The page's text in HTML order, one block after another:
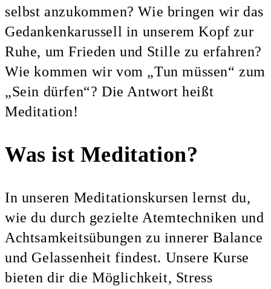
selbst anzukommen? Wie bringen wir das
Gedankenkarussell in unserem Kopf zur
Ruhe, um Frieden und Stille zu erfahren?
Wie kommen wir vom „Tun müssen“ zum
„Sein dürfen“? Die Antwort heißt
Meditation!
Was ist Meditation?
In unseren Meditationskursen lernst du,
wie du durch gezielte Atemtechniken und
Achtsamkeitsübungen zu innerer Balance
und Gelassenheit findest. Unsere Kurse
bieten dir die Möglichkeit, Stress